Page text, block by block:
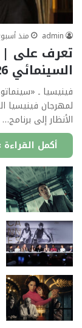
admin منذ
السينمائي 2026»
فينيسيا ـ
الأنظار إلى برنامج…
أكمل القراءة